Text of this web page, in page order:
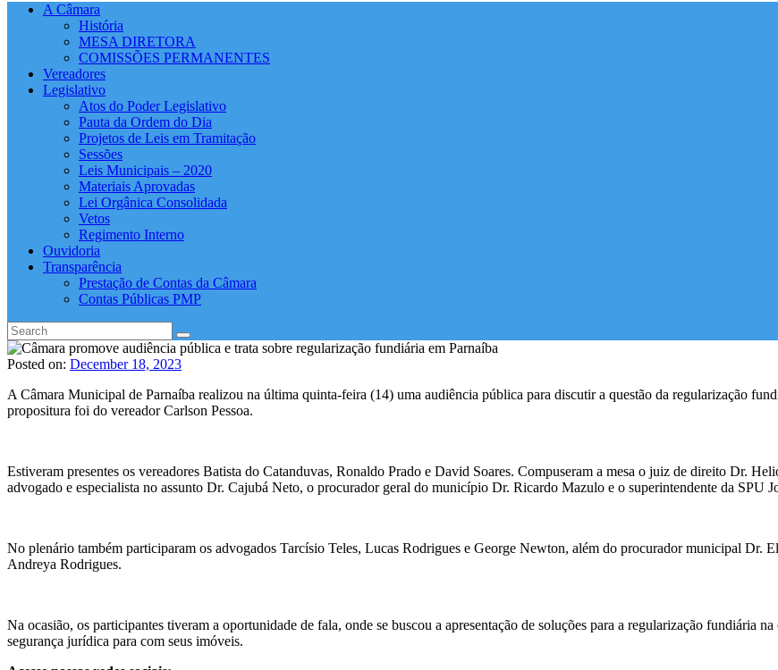
A Câmara
História
MESA DIRETORA
COMISSÕES PERMANENTES
Vereadores
Legislativo
Atos do Poder Legislativo
Pauta da Ordem do Dia
Projetos de Leis em Tramitação
Sessões
Leis Municipais – 2020
Materiais Aprovadas
Lei Orgânica Consolidada
Vetos
Regimento Interno
Ouvidoria
Transparência
Prestação de Contas da Câmara
Contas Públicas PMP
Posted on: December 18, 2023
A Câmara Municipal de Parnaíba realizou na última quinta-feira (14) uma audiência pública para discutir a questão da regularização
propositura foi do vereador Carlson Pessoa.
Estiveram presentes os vereadores Batista do Catanduvas, Ronaldo Prado e David Soares. Compuseram a mesa o juiz de direito Dr.
advogado e especialista no assunto Dr. Cajubá Neto, o procurador geral do município Dr. Ricardo Mazulo e o superintendente da SPU
No plenário também participaram os advogados Tarcísio Teles, Lucas Rodrigues e George Newton, além do procurador municipal Dr.
Andreya Rodrigues.
Na ocasião, os participantes tiveram a oportunidade de fala, onde se buscou a apresentação de soluções para a regularização fundiária
segurança jurídica para com seus imóveis.